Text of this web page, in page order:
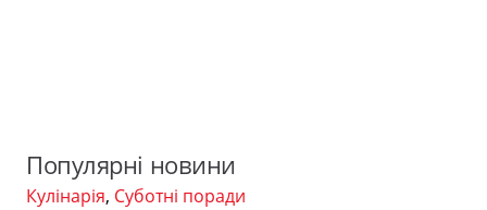
Популярні новини
Кулінарія, Суботні поради